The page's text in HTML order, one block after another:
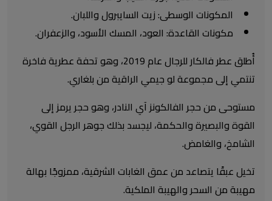
المكونات الوسطى: زيت السايبرول واللبان.
مكونات القاعدة: العود، المسك الأسود، والزعفران.
أُطلق عطر فالكار للرجال عام 2019، وهو تحفة عطرية فاخرة
تنتمي إلى مجموعة لو جيمي الراقية من بلغاري.
مستوحى من حجر الفالكونز آي النادر، وهو حجر يرمز إلى
القوة والبصيرة والحكمة، ليجسد بذلك جوهر الرجل القوي،
الشامخ، والغامض.
تخيل عبقًا يتصاعد من عمق الغابات الشرقية، ممزوجًا بهالة
مهيبة من السحر والهيبة الملكية.